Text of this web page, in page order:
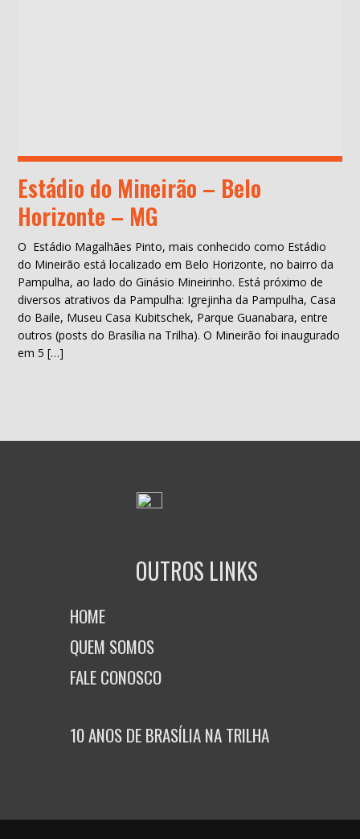
Estádio do Mineirão – Belo
Horizonte – MG
O Estádio Magalhães Pinto, mais conhecido como Estádio
do Mineirão está localizado em Belo Horizonte, no bairro da
Pampulha, ao lado do Ginásio Mineirinho. Está próximo de
diversos atrativos da Pampulha: Igrejinha da Pampulha, Casa
do Baile, Museu Casa Kubitschek, Parque Guanabara, entre
outros (posts do Brasília na Trilha). O Mineirão foi inaugurado
em 5 […]
OUTROS LINKS
HOME
QUEM SOMOS
FALE CONOSCO
10 ANOS DE BRASÍLIA NA TRILHA